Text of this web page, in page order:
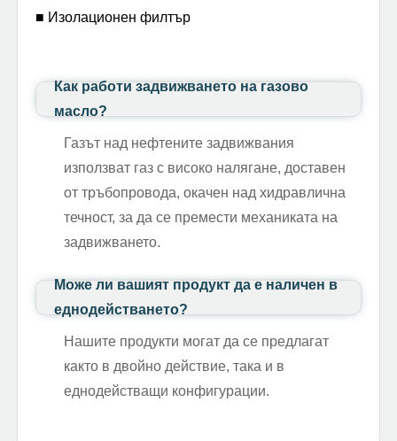
■ Изолационен филтър
Как работи задвижването на газово
масло?
Газът над нефтените задвижвания
използват газ с високо налягане, доставен
от тръбопровода, окачен над хидравлична
течност, за да се премести механиката на
задвижването.
Може ли вашият продукт да е наличен в
еднодействането?
Нашите продукти могат да се предлагат
както в двойно действие, така и в
еднодействащи конфигурации.